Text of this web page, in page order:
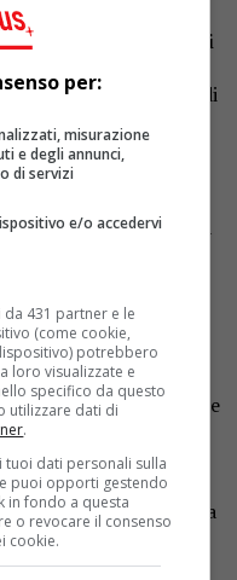
intitolato
personale:
“Un’oasi
il cibo,”
dei miei sapori, figli di
ricreare un equilibrio
deliziato il palato, ma
il suo mantra:
e troppo
questa dualità
nel 1993,figlia di
alla politica
e adolescenza trascorse
lombardo per studiare
poi comesales
la cucina è sempre
materna che l’ha spinta
da uno
per:
misurazione
e degli annunci,
di servizi
e/o accedervi
431 partner e le
(come cookie,
potrebbero
loro visualizzate e
specifico da questo
utilizzare dati di
.
dati personali sulla
puoi opporti gestendo
in fondo a questa
o revocare il consenso
cookie.